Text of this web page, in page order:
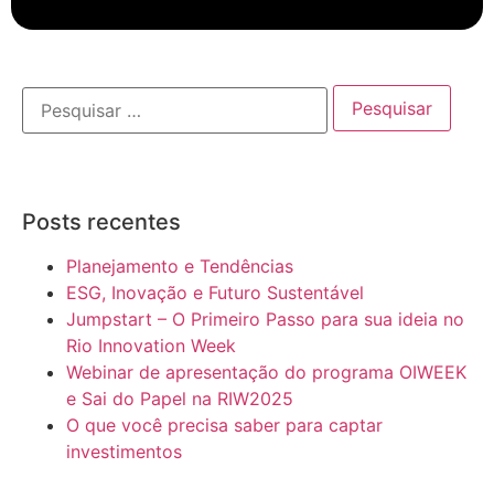
Posts recentes
Planejamento e Tendências
ESG, Inovação e Futuro Sustentável
Jumpstart – O Primeiro Passo para sua ideia no
Rio Innovation Week
Webinar de apresentação do programa OIWEEK
e Sai do Papel na RIW2025
O que você precisa saber para captar
investimentos